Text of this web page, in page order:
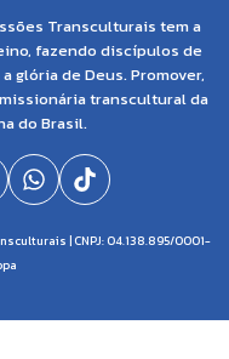
Transculturais tem a
fazendo discípulos de
glória de Deus. Promover,
transcultural da
do Brasil.
| CNPJ: 04.138.895/0001-